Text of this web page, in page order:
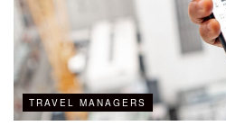
TRAVEL MANAGERS